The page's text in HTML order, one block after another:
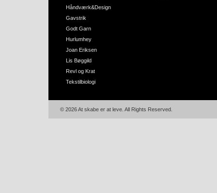
Håndværk&Design
Gavstrik
Godt Garn
Hurlumhey
Joan Eriksen
Lis Bøggild
Revl og Krat
Tekstilbiologi
© 2026 At skabe er at leve. All Rights Reserved.